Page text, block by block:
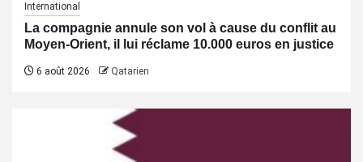
International
La compagnie annule son vol à cause du conflit au
Moyen-Orient, il lui réclame 10.000 euros en justice
6 août 2026 Qatarien